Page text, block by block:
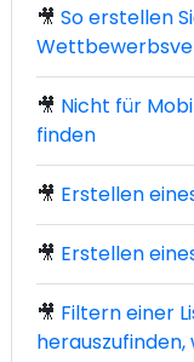
🎥 So erstellen
🎥 Nicht für
finden
🎥 Erstellen
🎥 Erstellen
🎥 Filtern einer